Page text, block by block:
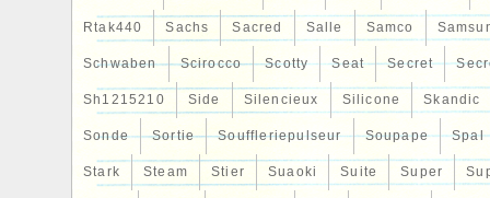
Rtak440 Sachs Sacred Salle Samco
Schwaben Scirocco Scotty Seat Secret
Sh1215210 Side Silencieux Silicone Skandic
Sonde Sortie Souffleriepulseur Soupape Spal
Stark Steam Stier Suaoki Suite Super